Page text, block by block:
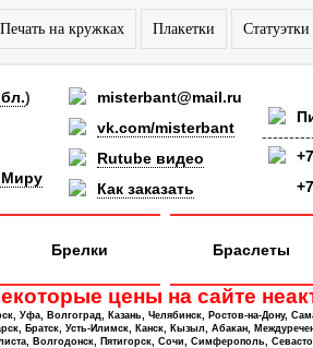
Печать на кружках Плакетки Статуэтки
)
Миру
misterbant@mail.ru
vk.com/misterbant
Rutube видео
Как заказать
Браслеты
Брелки
цены на сайте
Волгоград, Казань, Челябинск, Ростов-на-Дону,
Братск, Усть-Илимск, Канск, Кызыл, Абакан,
Волгодонск, Пятигорск, Сочи, Симферополь,